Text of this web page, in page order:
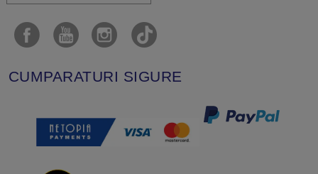
CUMPARATURI SIGURE